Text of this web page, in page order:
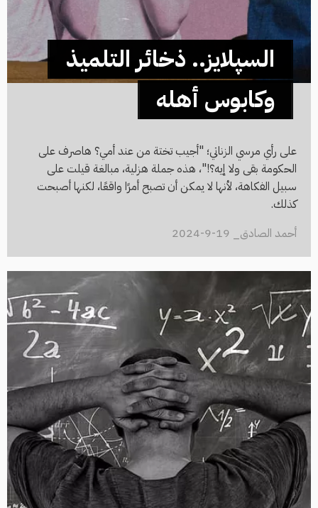
السپلايز.. ذخائر التلميذ
وكابوس أهله
على رأي مرسي الزناتي؛ "أجيب تختة من عند أمي؟ هاصرف على
الحكومة بقى ولا إيه؟!"، هذه جملة هزلية، مبالغة قيلت على
سبيل الفكاهة، لأنها لا يمكن أن تصبح أمرًا واقعًا، لكنها أصبحت
كذلك.
أحمد الصادق_ 19-9-2024